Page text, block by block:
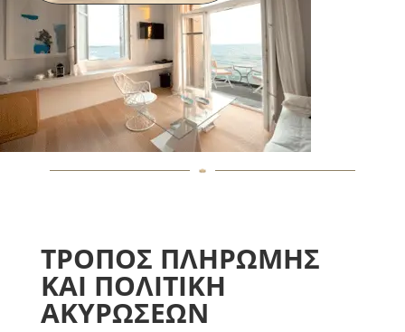
ΤΡΟΠΟΣ ΠΛΗΡΩΜΗΣ
ΚΑΙ ΠΟΛΙΤΙΚΗ
ΑΚΥΡΩΣΕΩΝ